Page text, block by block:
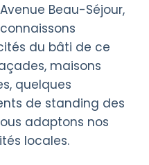
Beau-Séjour,
du bâti de ce
maisons
quelques
de standing des
adaptons nos
locales.